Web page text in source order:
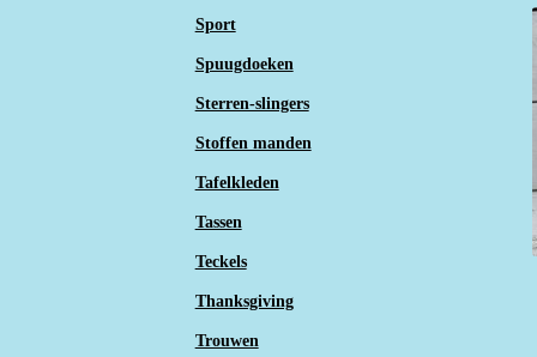
Sport
Spuugdoeken
Sterren-slingers
Stoffen manden
Tafelkleden
Tassen
Teckels
Thanksgiving
Trouwen